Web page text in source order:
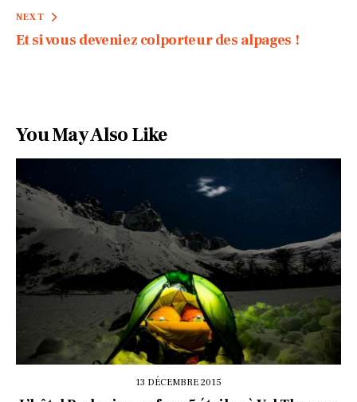
NEXT
Et si vous deveniez colporteur des alpages !
You May Also Like
13 DÉCEMBRE 2015